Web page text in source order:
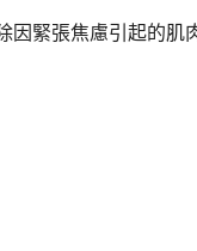
緊張焦慮引起的肌